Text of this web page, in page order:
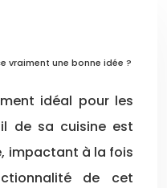
vraiment une bonne idée ?
de sa cuisine est
impactant à la fois
de cet